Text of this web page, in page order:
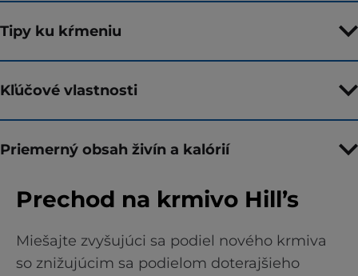
Tipy ku kŕmeniu
Kľúčové vlastnosti
Priemerný obsah živín a kalórií
Prechod na krmivo Hill’s
Miešajte zvyšujúci sa podiel nového krmiva
so znižujúcim sa podielom doterajšieho